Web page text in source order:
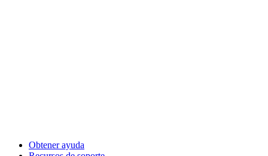
Obtener ayuda